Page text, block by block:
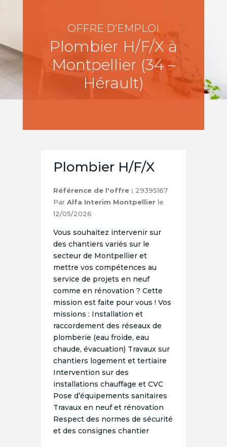
OFFRE D’EMPLOI
Plombier H/F/X à
Montpellier (34 –
Hérault)
Plombier H/F/X
Référence de l'offre : 29395167
Par Alfa Interim Montpellierle
12/05/2026
Vous souhaitez intervenir sur
des chantiers variés sur le
secteur de Montpellier et
mettre vos compétences au
service de projets en neuf
comme en rénovation ? Cette
mission est faite pour vous ! Vos
missions : Installation et
raccordement des réseaux de
plomberie (eau froide, eau
chaude, évacuation) Travaux sur
chantiers logement et tertiaire
Intervention sur des
installations chauffage et CVC
Pose d’équipements sanitaires
Travaux en neuf et rénovation
Respect des normes de sécurité
et des consignes chantier